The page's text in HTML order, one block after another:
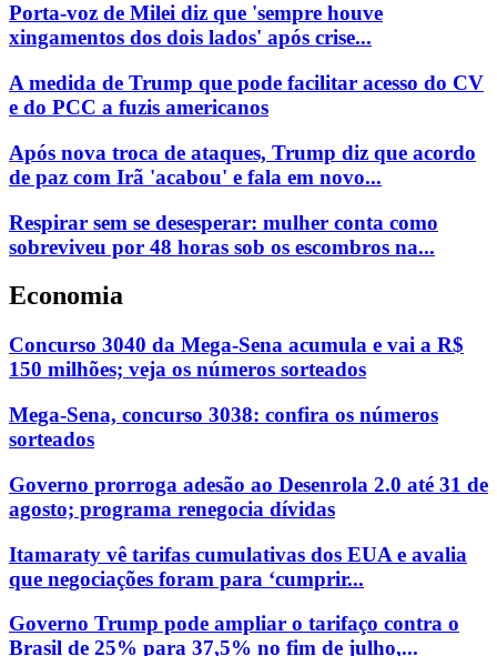
Porta-voz de Milei diz que 'sempre houve
xingamentos dos dois lados' após crise...
A medida de Trump que pode facilitar acesso do CV
e do PCC a fuzis americanos
Após nova troca de ataques, Trump diz que acordo
de paz com Irã 'acabou' e fala em novo...
Respirar sem se desesperar: mulher conta como
sobreviveu por 48 horas sob os escombros na...
Economia
Concurso 3040 da Mega-Sena acumula e vai a R$
150 milhões; veja os números sorteados
Mega-Sena, concurso 3038: confira os números
sorteados
Governo prorroga adesão ao Desenrola 2.0 até 31 de
agosto; programa renegocia dívidas
Itamaraty vê tarifas cumulativas dos EUA e avalia
que negociações foram para ‘cumprir...
Governo Trump pode ampliar o tarifaço contra o
Brasil de 25% para 37,5% no fim de julho,...